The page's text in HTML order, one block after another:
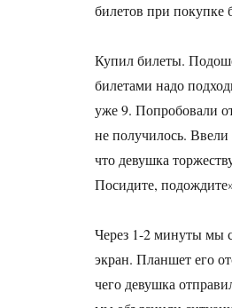
билетов при покупке
Купил билеты.
билетами надо
уже 9. Попробовали
не получилось.
что девушка
Посидите,
Через 1-2 минуты мы
экран. Планшет его
чего девушка